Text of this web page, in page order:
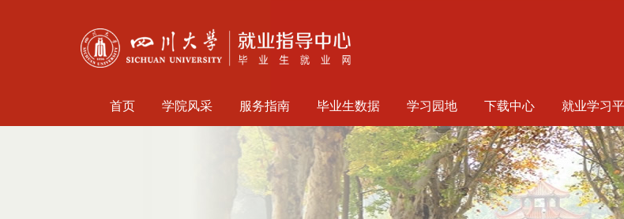
首页 学院风采 服务指南 毕业生数据 学习园地 下载中心 就业学习